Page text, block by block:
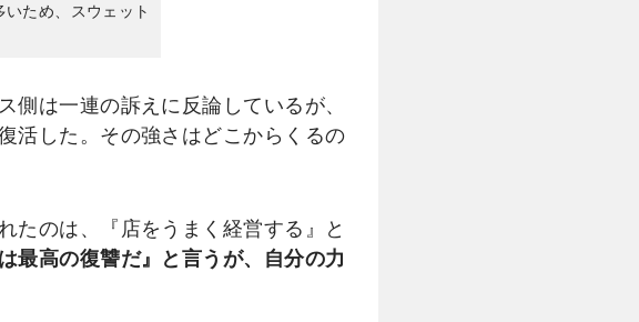
ため、スウェット
は一連の訴えに反論しているが、
活した。その強さはどこからくるの
たのは、『店をうまく経営する』と
最高の復讐だ』と言うが、自分の力